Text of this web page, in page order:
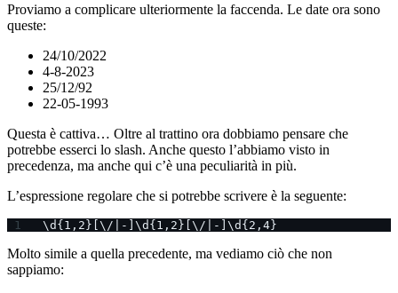
Proviamo a complicare ulteriormente la faccenda. Le date ora sono
queste:
24/10/2022
4-8-2023
25/12/92
22-05-1993
Questa è cattiva… Oltre al trattino ora dobbiamo pensare che
potrebbe esserci lo slash. Anche questo l’abbiamo visto in
precedenza, ma anche qui c’è una peculiarità in più.
L’espressione regolare che si potrebbe scrivere è la seguente:
\d{1,2}[\/|-]\d{1,2}[\/|-]\d{2,4}
Molto simile a quella precedente, ma vediamo ciò che non
sappiamo: